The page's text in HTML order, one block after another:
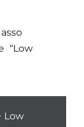
“Low
Low